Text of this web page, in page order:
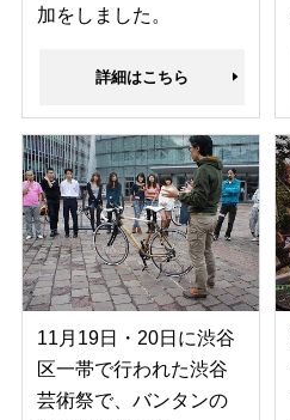
加をしました。
詳細はこちら
11月19日・20日に渋谷
区一帯で行われた渋谷
芸術祭で、バンタンの